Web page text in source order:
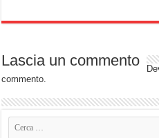
Lascia un commento
commento.